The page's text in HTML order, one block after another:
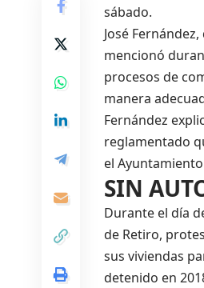
sábado.
José
mencionó
procesos de
manera
Fernández
reglamentado
el
SIN
Durante el día
de Retiro,
sus viviendas
detenido en